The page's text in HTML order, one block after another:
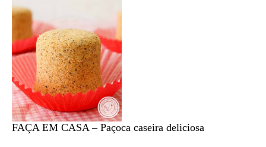
FAÇA EM CASA – Paçoca caseira deliciosa